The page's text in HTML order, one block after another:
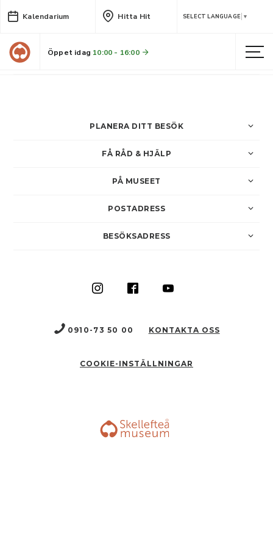
Kalendarium Hitta Hit SELECT LANGUAGE ▼
Öppet idag 10:00 - 16:00
Tänk att allt blev så här
PLANERA DITT BESÖK
FÅ RÅD & HJÄLP
PÅ MUSEET
POSTADRESS
BESÖKSADRESS
0910-73 50 00 KONTAKTA OSS
COOKIE-INSTÄLLNINGAR